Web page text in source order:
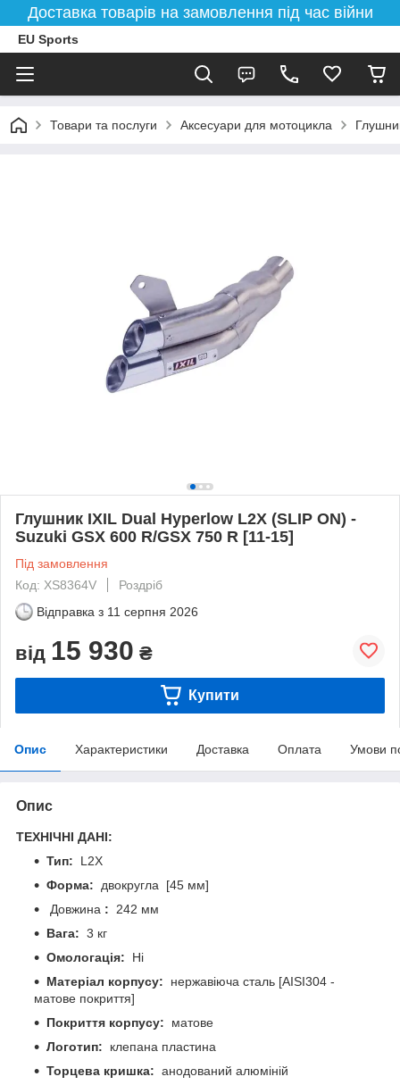
Доставка товарів на замовлення під час війни
EU Sports
Товари та послуги Аксесуари для мотоцикла
Глушник IXIL Dual Hyperlow L2X (SLIP ON) -
Suzuki GSX 600 R/GSX 750 R [11-15]
Під замовлення
Код: XS8364V
Роздріб
Відправка з 11 серпня 2026
від 15 930 ₴
Купити
Опис Характеристики Доставка Оплата Умови
Опис
ТЕХНІЧНІ ДАНІ:
Тип:
L2X
Форма:
двокругла [45 мм]
Довжина :
242 мм
Вага: 3 кг
Омологація:
Ні
Матеріал корпусу:
нержавіюча сталь [AISI304 -
матове покриття]
Покриття корпусу:
матове
Логотип:
клепана пластина
Торцева кришка: анодований алюміній